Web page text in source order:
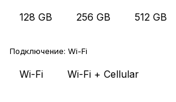
128 GB 256 GB 512 GB
Подключение: Wi-Fi
Wi-Fi Wi-Fi + Cellular